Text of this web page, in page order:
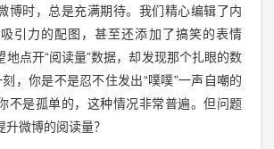
博时，总是充满期待。我们精心编辑了内
引力的配图，甚至还添加了搞笑的表情
地点开“阅读量”数据，却发现那个扎眼的数
，你是不是忍不住发出“噗噗”一声自嘲的
不是孤单的，这种情况非常普遍。但问题
微博的阅读量？